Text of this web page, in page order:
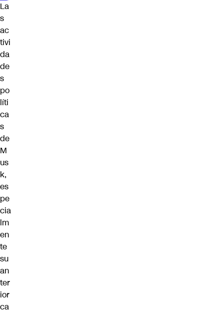
La
s
ac
tivi
da
de
s
po
líti
ca
s
de
M
us
k,
es
pe
cia
lm
en
te
su
an
ter
ior
ca